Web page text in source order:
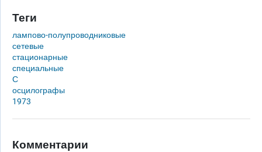
Теги
лампово-полупроводниковые
сетевые
стационарные
специальные
С
осцилографы
1973
Комментарии